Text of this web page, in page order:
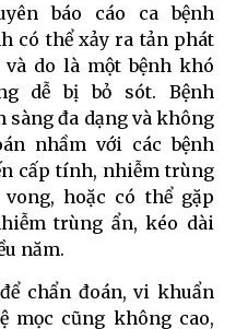
báo cáo ca bệnh
có thể xảy ra tản phát
và do là một bệnh khó
dễ bị bỏ sót. Bệnh
đa dạng và không
nhầm với các bệnh
cấp tính, nhiễm trùng
hoặc có thể gặp
trùng ẩn, kéo dài
năm.
chẩn đoán, vi khuẩn
mọc cũng không cao,